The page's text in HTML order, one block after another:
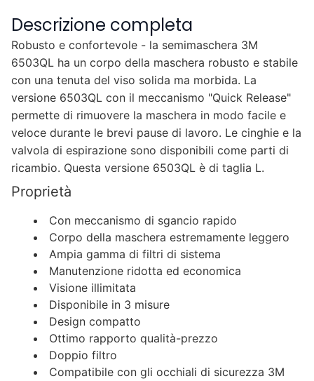
Descrizione completa
Robusto e confortevole - la semimaschera 3M
6503QL ha un corpo della maschera robusto e stabile
con una tenuta del viso solida ma morbida. La
versione 6503QL con il meccanismo "Quick Release"
permette di rimuovere la maschera in modo facile e
veloce durante le brevi pause di lavoro. Le cinghie e la
valvola di espirazione sono disponibili come parti di
ricambio. Questa versione 6503QL è di taglia L.
Proprietà
Con meccanismo di sgancio rapido
Corpo della maschera estremamente leggero
Ampia gamma di filtri di sistema
Manutenzione ridotta ed economica
Visione illimitata
Disponibile in 3 misure
Design compatto
Ottimo rapporto qualità-prezzo
Doppio filtro
Compatibile con gli occhiali di sicurezza 3M